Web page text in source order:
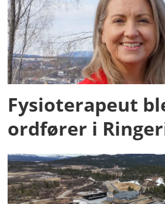
Fysioterapeut
ordfører i